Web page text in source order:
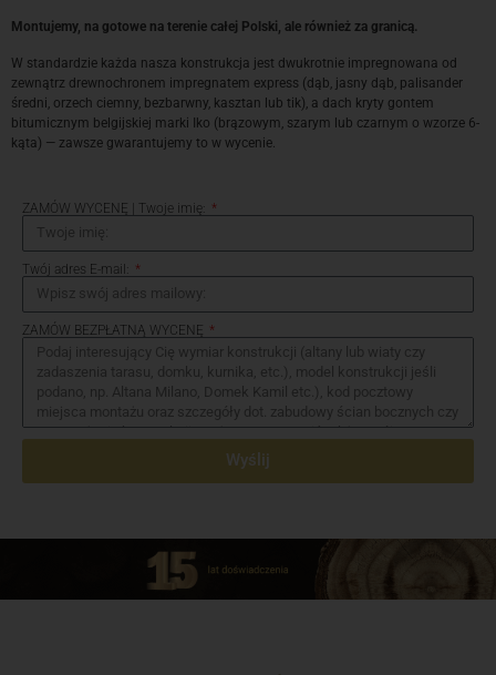
Montujemy, na gotowe na terenie całej Polski, ale również za granicą.
W standardzie każda nasza konstrukcja jest dwukrotnie impregnowana od
zewnątrz drewnochronem impregnatem express (dąb, jasny dąb, palisander
średni, orzech ciemny, bezbarwny, kasztan lub tik), a dach kryty gontem
bitumicznym belgijskiej marki Iko (brązowym, szarym lub czarnym o wzorze 6-
kąta) — zawsze gwarantujemy to w wycenie.
ZAMÓW WYCENĘ | Twoje imię:
Twój adres E-mail:
ZAMÓW BEZPŁATNĄ WYCENĘ
Wyślij